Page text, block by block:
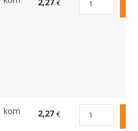
€
kom 2,27 €